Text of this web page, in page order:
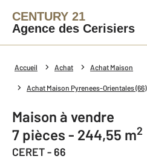
CENTURY 21
Agence des Cerisiers
Accueil Achat Achat Maison
Achat Maison Pyrenees-Orientales (66)
Maison à vendre
7 pièces - 244,55 m2
CERET - 66